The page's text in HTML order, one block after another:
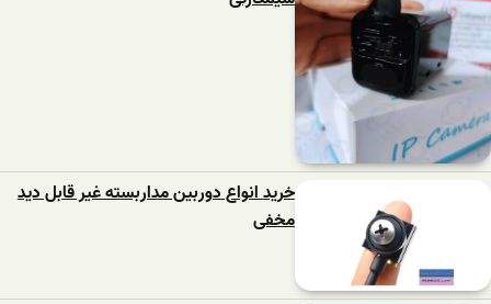
خرید انواع دوربین مداربسته غیر قابل دید
مخفی